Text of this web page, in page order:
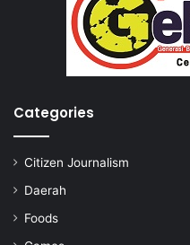
Categories
Citizen Journalism
Daerah
Foods